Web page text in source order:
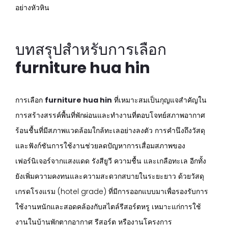
อย่างหัวหิน
บทสรุปสำหรับการเลือก
furniture hua hin
การเลือก furniture hua hin ที่เหมาะสมเป็นกุญแจสำคัญใน
การสร้างสรรค์พื้นที่พักผ่อนและทำงานที่ตอบโจทย์สภาพอากาศ
ร้อนชื้นที่มีสภาพแวดล้อมใกล้ทะเลอย่างลงตัว การคำนึงถึงวัสดุ
และฟังก์ชันการใช้งานช่วยลดปัญหาการเสื่อมสภาพของ
เฟอร์นิเจอร์จากแสงแดด รังสียูวี ความชื้น และเกลือทะเล อีกทั้ง
ยังเพิ่มความคงทนและความสะดวกสบายในระยะยาว ด้วยวัสดุ
เกรดโรงแรม (hotel grade) ที่มีการออกแบบมาเพื่อรองรับการ
ใช้งานหนักและสอดคล้องกับสไตล์รีสอร์ตหรู เหมาะแก่การใช้
งานในบ้านพักตากอากาศ รีสอร์ต หรืองานโครงการ